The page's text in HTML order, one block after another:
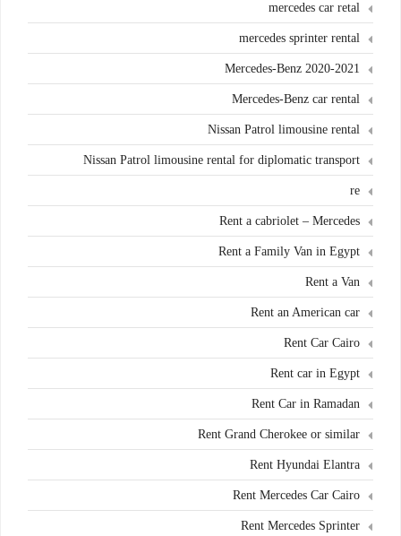
mercedes car retal
mercedes sprinter rental
Mercedes-Benz 2020-2021
Mercedes-Benz car rental
Nissan Patrol limousine rental
Nissan Patrol limousine rental for diplomatic transport
re
Rent a cabriolet – Mercedes
Rent a Family Van in Egypt
Rent a Van
Rent an American car
Rent Car Cairo
Rent car in Egypt
Rent Car in Ramadan
Rent Grand Cherokee or similar
Rent Hyundai Elantra
Rent Mercedes Car Cairo
Rent Mercedes Sprinter